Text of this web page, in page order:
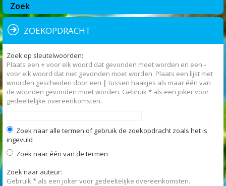
Zoek
ZOEKOPDRACHT
Zoek op sleutelwoorden:
Plaats een + voor elk woord dat gevonden moet worden en een -
voor elk woord dat niet gevonden moet worden. Plaats een lijst met
woorden gescheiden door een | tussen haakjes als maar één van
de woorden gevonden moet worden. Gebruik * als een joker voor
gedeeltelijke overeenkomsten.
Zoek naar alle termen of gebruik de zoekopdracht zoals het is
ingevuld
Zoek naar één van de termen
Zoek naar auteur:
Gebruik * als een joker voor gedeeltelijke overeenkomsten.